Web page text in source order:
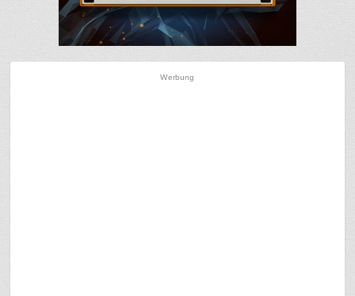
Werbung